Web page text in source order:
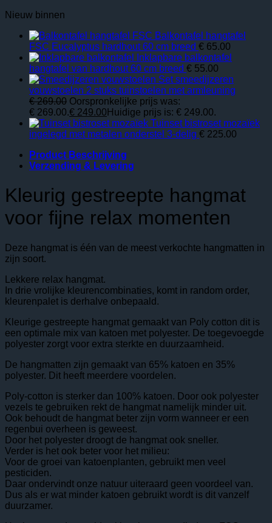
Nieuw binnen
Balkontafel hangtafel
FSC Eucalyptus hardhout 60 cm breed € 65.00
Inklapbare balkontafel
hangtafel van hardhout 60 cm breed € 55.00
Set smeedijzeren
vouwstoelen 2 stuks tuinstoelen met armleuning
€269.00 Oorspronkelijke prijs was:
€ 269.00.€ 249.00 Huidige prijs is: € 249.00.
Tuinset bistroset mozaïek
ingelegd met metalen onderstel 3-delig € 225.00
Product Beschrijving
Verzending & Levering
Kleurig gestreepte hangmat
voor fijne relax momenten
Deze hangmat is één van de meest verkochte hangmatten in
zijn soort.
Lekkere relax hangmat.
In drie vrolijke kleurencombinaties, komt in random order,
kleurenpalet is derhalve onbepaald.
Kleurige gestreepte hangmat gemaakt van Poly cotton dit is
een optimale mix van katoen met polyester. De toegevoegde
polyester zorgt voor extra sterkte en duurzaamheid.
De hangmatten zijn gemaakt van 65% katoen en 35%
polyester. Dit heeft meerdere voordelen.
Poly-cotton is sterker dan 100% katoen. Door ook polyester
vezels te gebruiken rekt de hangmat namelijk minder uit.
Ook behoudt de hangmat beter zijn vorm wanneer er een
regenbui overheen is geweest.
Door het polyester droogt de hangmat ook sneller.
Verder is het ook beter voor het milieu:
Voor de groei van katoenplanten, gebruikt men veel
pesticiden.
Daar ondervindt onze natuur uiteraard geen voordeel van.
Dus als er wat minder katoen gebruikt wordt is dit vanzelf
duurzamer.